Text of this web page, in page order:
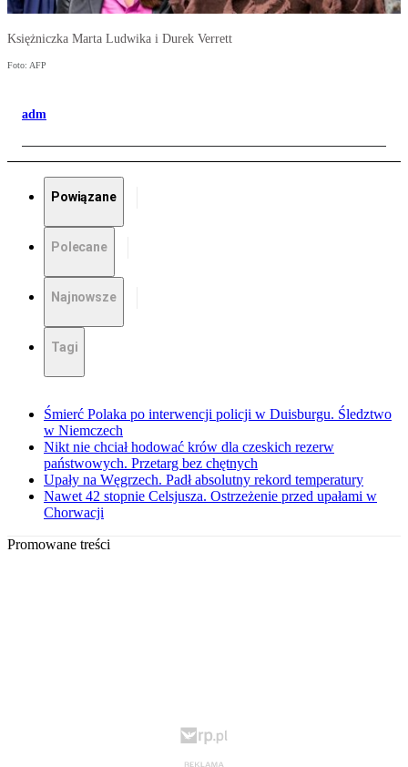
Księżniczka Marta Ludwika i Durek Verrett
Foto: AFP
adm
Powiązane
Polecane
Najnowsze
Tagi
Śmierć Polaka po interwencji policji w Duisburgu. Śledztwo
w Niemczech
Nikt nie chciał hodować krów dla czeskich rezerw
państwowych. Przetarg bez chętnych
Upały na Węgrzech. Padł absolutny rekord temperatury
Nawet 42 stopnie Celsjusza. Ostrzeżenie przed upałami w
Chorwacji
Promowane treści